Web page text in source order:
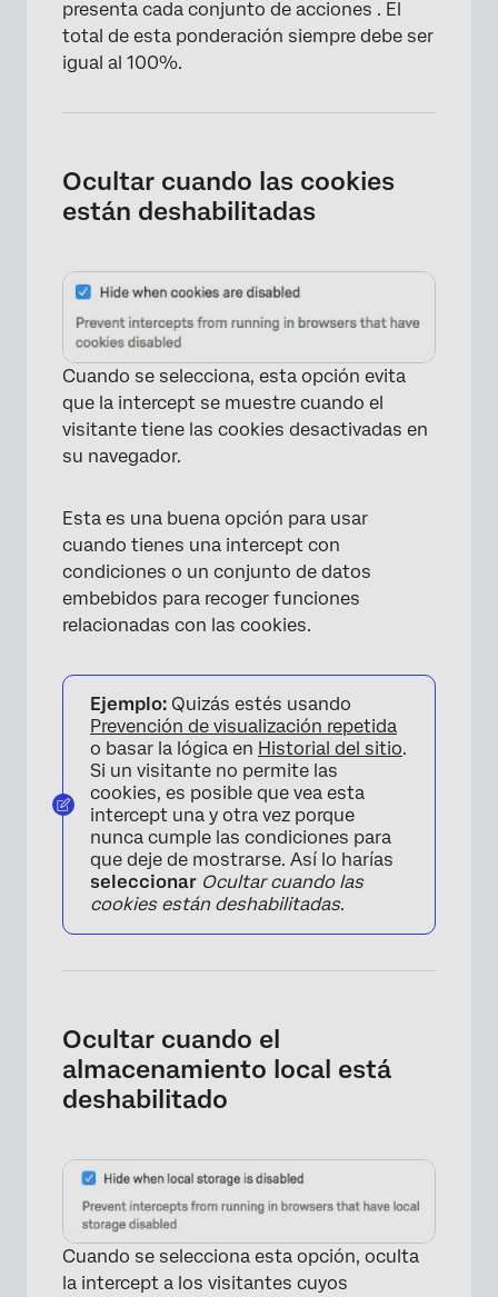
presenta cada conjunto de acciones . El
total de esta ponderación siempre debe ser
igual al 100%.
Ocultar cuando las cookies
están deshabilitadas
Cuando se selecciona, esta opción evita
que la intercept se muestre cuando el
visitante tiene las cookies desactivadas en
su navegador.
Esta es una buena opción para usar
cuando tienes una intercept con
condiciones o un conjunto de datos
embebidos para recoger funciones
relacionadas con las cookies.
Ejemplo: Quizás estés usando
Prevención de visualización repetida
o basar la lógica en Historial del sitio.
Si un visitante no permite las
cookies, es posible que vea esta
intercept una y otra vez porque
nunca cumple las condiciones para
que deje de mostrarse. Así lo harías
seleccionar Ocultar cuando las
cookies están deshabilitadas.
Ocultar cuando el
almacenamiento local está
deshabilitado
Cuando se selecciona esta opción, oculta
la intercept a los visitantes cuyos